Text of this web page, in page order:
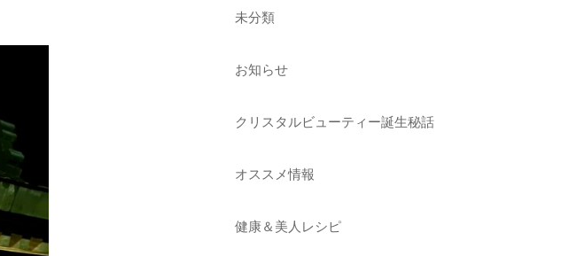
未分類
お知らせ
クリスタルビューティー誕生秘話
オススメ情報
健康＆美人レシピ